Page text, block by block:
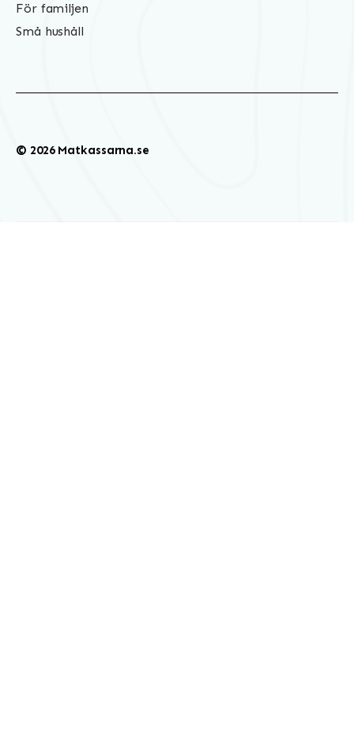
För familjen
Små hushåll
© 2026 Matkassarna.se